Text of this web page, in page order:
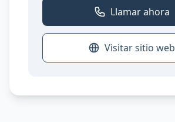
Llamar ahora
Visitar sitio web